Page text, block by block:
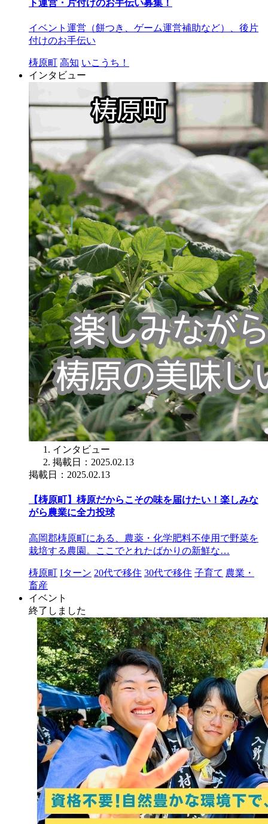
ト運営・片付けのお手伝い募集！
イベント運営（餅つき、ゲーム運営補助など）、後片
付けのお手伝い
梼原町 高知 いこうち！
インタビュー
インタビュー
掲載日：2025.02.13
掲載日：2025.02.13
【梼原町】梼原だからこその味を届けたい！楽しみな
がら農業に全力投球
高岡郡梼原町にある、農薬・化学肥料不使用で野菜を
栽培する農園。ここでとれたばかりの新鮮な…
梼原町 Iターン 20代で移住 30代で移住 子育て 農業・
畜産
イベント
終了しました